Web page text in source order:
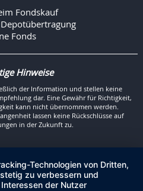
Fondskauf
Fonds
Hinweise
der Information und stellen keine
dar. Eine Gewähr für Richtigkeit,
kann nicht übernommen werden.
lassen keine Rückschlüsse auf
in der Zukunft zu.
Technologien von Dritten,
zu verbessern und
der Nutzer